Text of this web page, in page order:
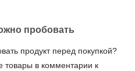
пробовать
продукт перед покупкой?
товары в комментарии к